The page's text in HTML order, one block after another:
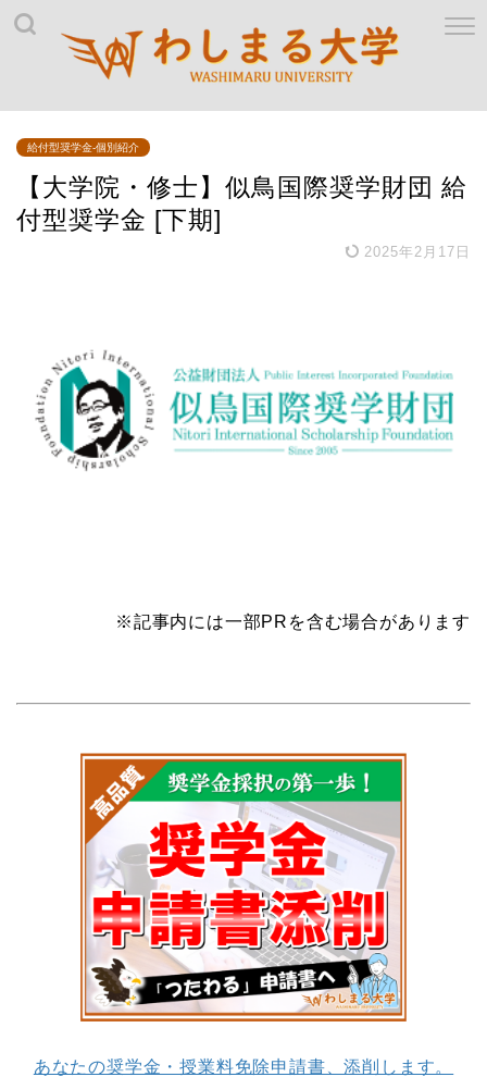
給付型奨学金-個別紹介
【大学院・修士】似鳥国際奨学財団 給
付型奨学金 [下期]
2025年2月17日
※記事内には一部PRを含む場合があります
あなたの奨学金・授業料免除申請書、添削します。